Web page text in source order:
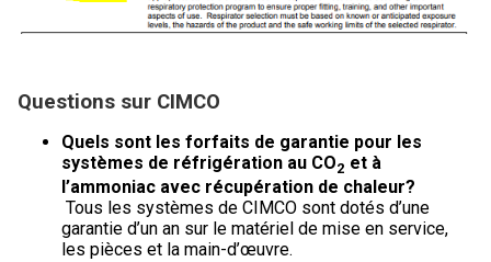
Questions sur CIMCO
Quels sont les forfaits de garantie pour les
systèmes de réfrigération au CO2 et à
l’ammoniac avec récupération de chaleur?
Tous les systèmes de CIMCO sont dotés d’une
garantie d’un an sur le matériel de mise en service,
les pièces et la main-d’œuvre.